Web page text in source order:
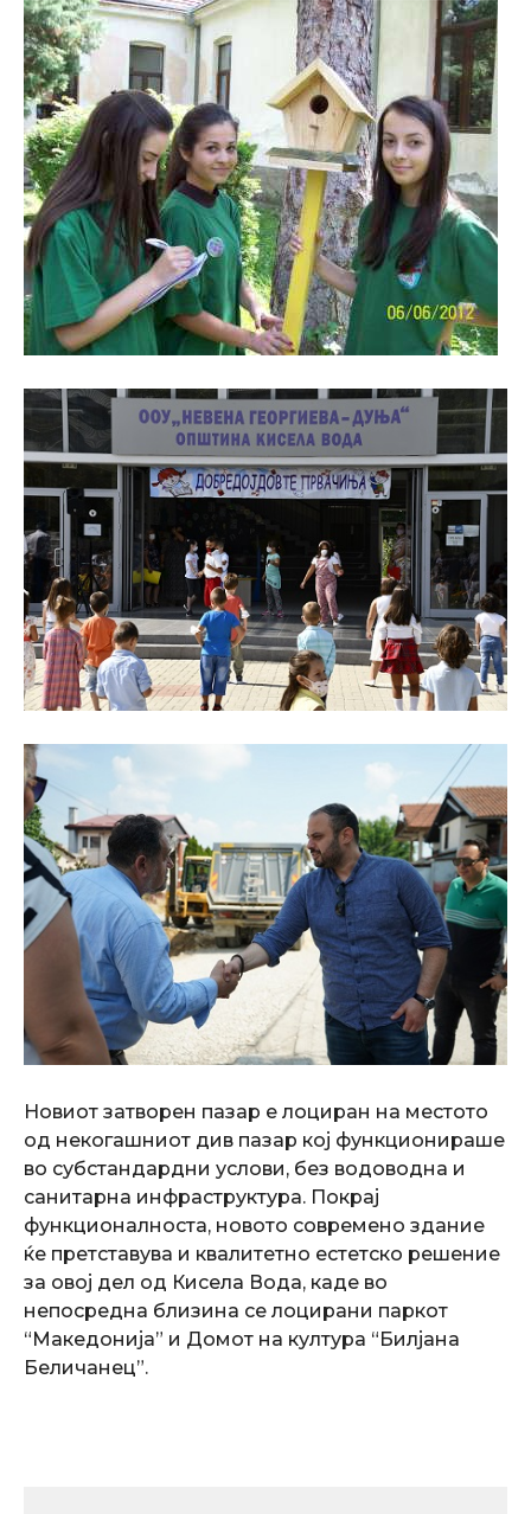
Новиот затворен пазар е лоциран на местото
од некогашниот див пазар кој функционираше
во субстандардни услови, без водоводна и
санитарна инфраструктура. Покрај
функционалноста, новото современо здание
ќе претставува и квалитетно естетско решение
за овој дел од Кисела Вода, каде во
непосредна близина се лоцирани паркот
“Македонија” и Домот на култура “Билјана
Беличанец”.